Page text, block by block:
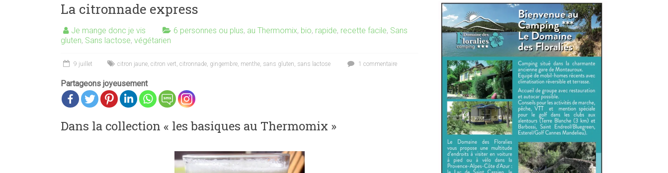
La citronnade express
Je mange donc je vis 6 personnes ou plus, au Thermomix, bio, rapide, recette facile, Sans
gluten, Sans lactose, végétarien
9 juillet citron jaune, citron vert, citronnade, gingembre, menthe, sans gluten, sans lactose 1 commentaire
Partageons joyeusement
Dans la collection « les basiques au Thermomix »